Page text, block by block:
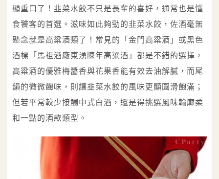
顯重口了！韭菜水餃不只是長輩的喜好，通常也是懂
食饕客的首選。滋味如此夠勁的韭菜水餃，佐酒毫無
懸念就是高粱酒類了！常見的「金門高粱酒」或黑色
酒標「馬祖酒廠東湧陳年高粱酒」都是不錯的選擇，
高粱酒的優雅梅醬香與花果香能有效去油解膩，而尾
韻的微微麴味，則讓韭菜水餃的風味更顯圓滑飽滿；
但若平常較少接觸中式白酒，還是得挑選風味輪廓柔
和一點的酒款類型。